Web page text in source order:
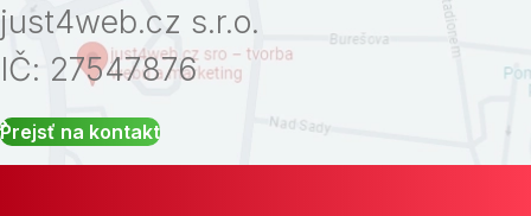
just4web.cz s.r.o.
IČ: 27547876
Prejsť na kontakt